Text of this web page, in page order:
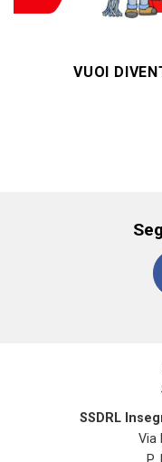
VUOI
SSDRL
Via